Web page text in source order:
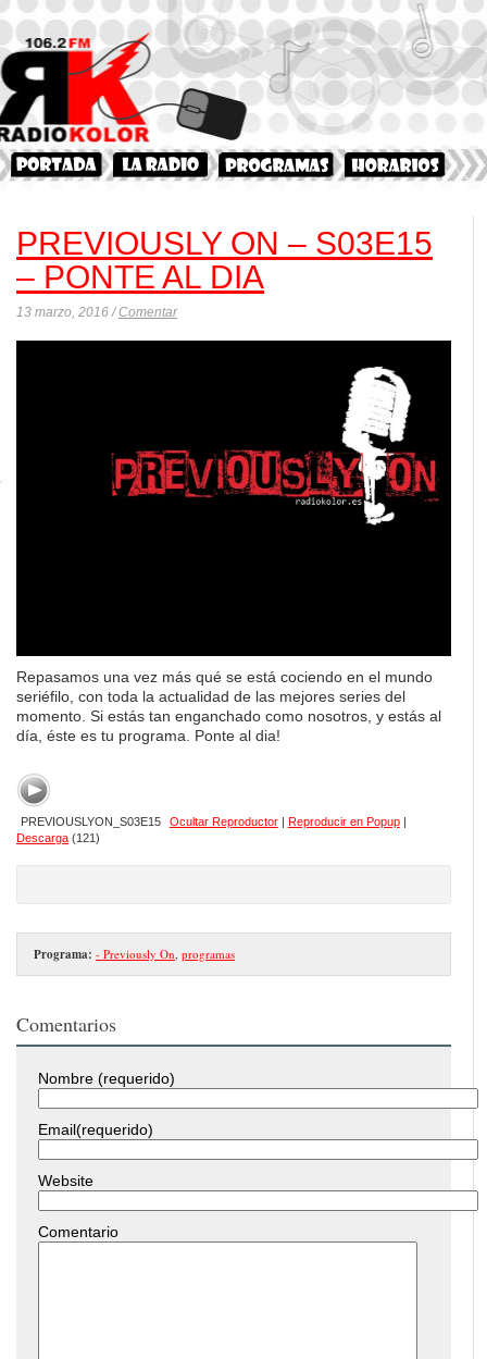
PREVIOUSLY ON – S03E15
– PONTE AL DIA
13 marzo, 2016 /Comentar
Repasamos una vez más qué se está cociendo en el mundo
seriéfilo, con toda la actualidad de las mejores series del
momento. Si estás tan enganchado como nosotros, y estás al
día, éste es tu programa. Ponte al dia!
PREVIOUSLYON_S03E15 Ocultar Reproductor| Reproducir en Popup|
Descarga (121)
Programa: - Previously On, programas
Comentarios
Nombre (requerido)
Email(requerido)
Website
Comentario